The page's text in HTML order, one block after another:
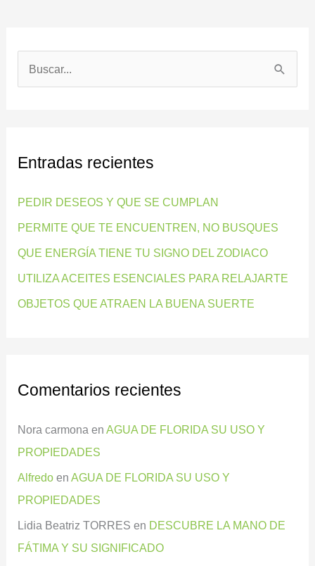
a
p
o
r
:
Entradas recientes
PEDIR DESEOS Y QUE SE CUMPLAN
PERMITE QUE TE ENCUENTREN, NO BUSQUES
QUE ENERGÍA TIENE TU SIGNO DEL ZODIACO
UTILIZA ACEITES ESENCIALES PARA RELAJARTE
OBJETOS QUE ATRAEN LA BUENA SUERTE
Comentarios recientes
Nora carmona enAGUA DE FLORIDA SU USO Y
PROPIEDADES
Alfredo enAGUA DE FLORIDA SU USO Y
PROPIEDADES
Lidia Beatriz TORRES en DESCUBRE LA MANO DE
FÁTIMA Y SU SIGNIFICADO